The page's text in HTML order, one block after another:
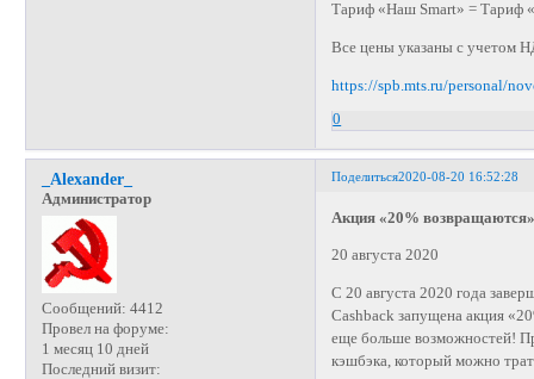
Тариф «Наш Smart» = Тариф
Все цены указаны с учетом
https://spb.mts.ru/personal/
0
Поделиться2020-08-20 16:52:28
_Alexander_
Администратор
Сообщений: 4412
Провел на форуме:
1 месяц 10 дней
Последний визит:
Акция «20%
20 августа 2020
С 20 августа 2020 года
Cashback запущена акция
еще больше возможностей!
кэшбэка, который можно